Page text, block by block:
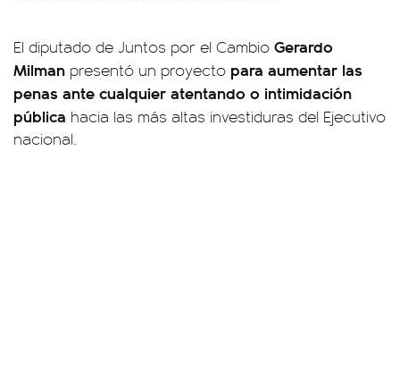
El diputado de Juntos por el Cambio Gerardo
Milman presentó un proyecto para aumentar las
penas ante cualquier atentando o intimidación
pública hacia las más altas investiduras del Ejecutivo
nacional.